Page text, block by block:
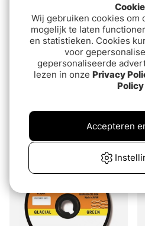
€20
Wij gebruiken cookies om
mogelijk te laten
en statistieken. Cookies
voor
gepersonaliseerde
lezen in onze Privacy
Policy
Accepteren